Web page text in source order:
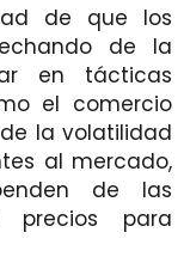
de que los
de la
en tácticas
el comercio
la volatilidad
al mercado,
de las
precios para